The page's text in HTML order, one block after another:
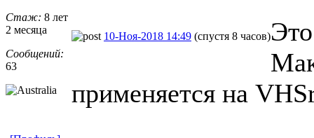
Стаж: 8 лет
2 месяца
Сообщений:
63
10-Ноя-2018 14:49 (спустя 8 часов)
применяется на